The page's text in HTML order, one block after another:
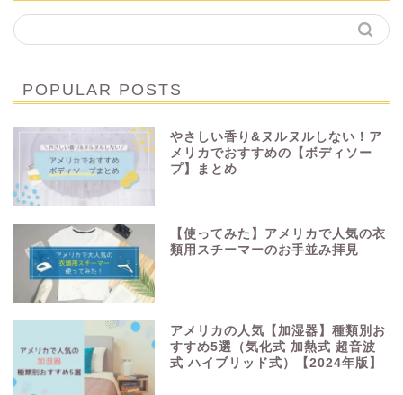
POPULAR POSTS
やさしい香り&ヌルヌルしない！ア
メリカでおすすめの【ボディソー
プ】まとめ
【使ってみた】アメリカで人気の衣
類用スチーマーのお手並み拝見
アメリカの人気【加湿器】種類別お
すすめ5選（気化式 加熱式 超音波
式 ハイブリッド式）【2024年版】